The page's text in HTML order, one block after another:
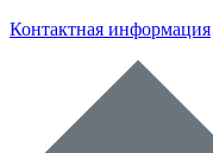
Контактная информация